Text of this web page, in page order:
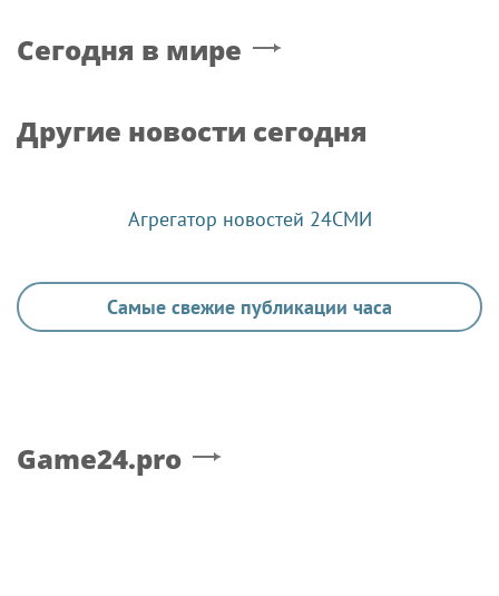
Сегодня в мире
Другие новости сегодня
Агрегатор новостей 24СМИ
Самые свежие публикации часа
Game24.pro